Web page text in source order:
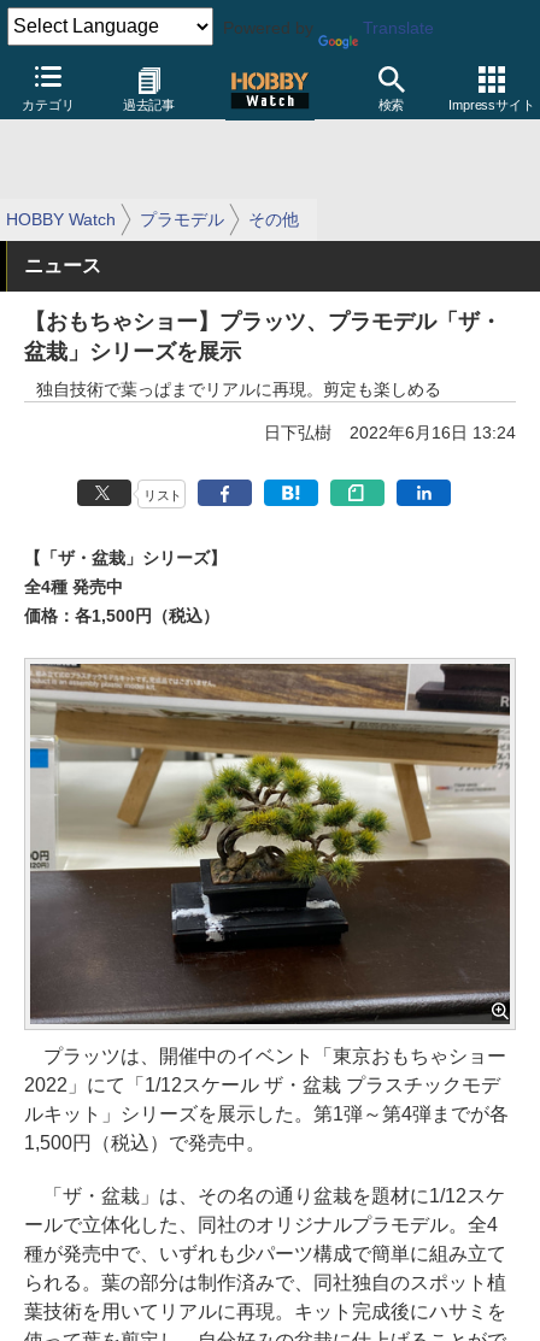
Powered by Translate
カテゴリ 過去記事 検索 Impressサイト
HOBBY Watch プラモデル その他
ニュース
【おもちゃショー】プラッツ、プラモデル「ザ・
盆栽」シリーズを展示
独自技術で葉っぱまでリアルに再現。剪定も楽しめる
日下弘樹 2022年6月16日 13:24
リスト
【「ザ・盆栽」シリーズ】
全4種 発売中
価格：各1,500円（税込）
プラッツは、開催中のイベント「東京おもちゃショー
2022」にて「1/12スケール ザ・盆栽 プラスチックモデ
ルキット」シリーズを展示した。第1弾～第4弾までが各
1,500円（税込）で発売中。
「ザ・盆栽」は、その名の通り盆栽を題材に1/12スケ
ールで立体化した、同社のオリジナルプラモデル。全4
種が発売中で、いずれも少パーツ構成で簡単に組み立て
られる。葉の部分は制作済みで、同社独自のスポット植
葉技術を用いてリアルに再現。キット完成後にハサミを